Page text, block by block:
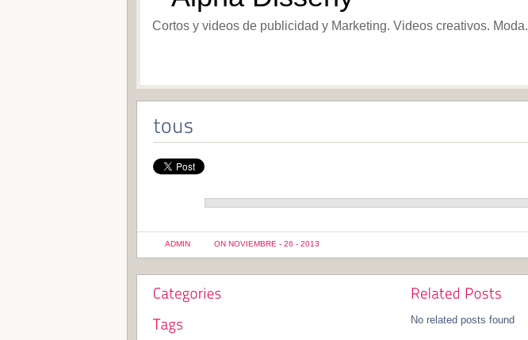
Cortos y videos de publicidad y Marketing. Videos creativos. Moda.
ADMIN ON NOVIEMBRE - 26 - 2013
No related posts found